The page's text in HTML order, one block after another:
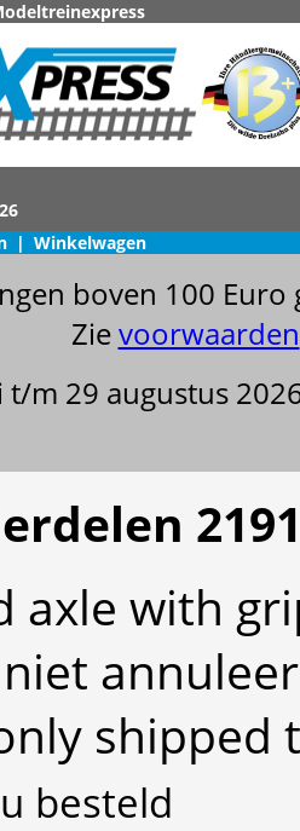
| Winkelwagen
boven 100
Zievoorwaarden
t/m 29 augustus
axle with
shipped
besteld